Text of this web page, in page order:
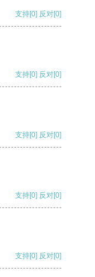
支持[0] 反对[0]
支持[0] 反对[0]
支持[0] 反对[0]
支持[0] 反对[0]
支持[0] 反对[0]